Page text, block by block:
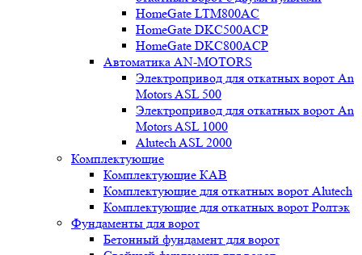
HomeGate LTM800AC
HomeGate DKC500ACP
HomeGate DKC800ACP
Автоматика AN-MOTORS
Электропривод для откатных ворот An
Motors ASL 500
Электропривод для откатных ворот An
Motors ASL 1000
Alutech ASL 2000
Комплектующие
Комплектующие КАВ
Комплектующие для откатных ворот Alutech
Комплектующие для откатных ворот Ролтэк
Фундаменты для ворот
Бетонный фундамент для ворот